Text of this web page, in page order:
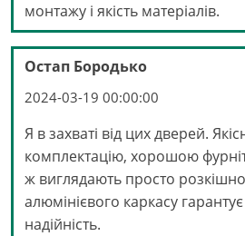
монтажу і якість матеріалів.
Остап Бородько
2024-03-19 00:00:00
Я в захваті від цих дверей.
комплектацію, хорошою
ж виглядають просто
алюмінієвого каркасу гарантує
надійність.